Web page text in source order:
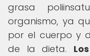
grasa
organismo, ya
por el cuerpo y
de la dieta.